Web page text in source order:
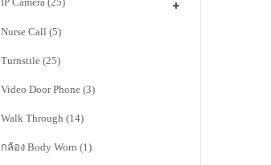
Nurse Call (5)
Turnstile (25)
Video Door Phone (3)
Walk Through (14)
กล้อง Body Worn (1)